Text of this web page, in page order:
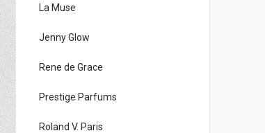
La Muse
Jenny Glow
Rene de Grace
Prestige Parfums
Roland V. Paris